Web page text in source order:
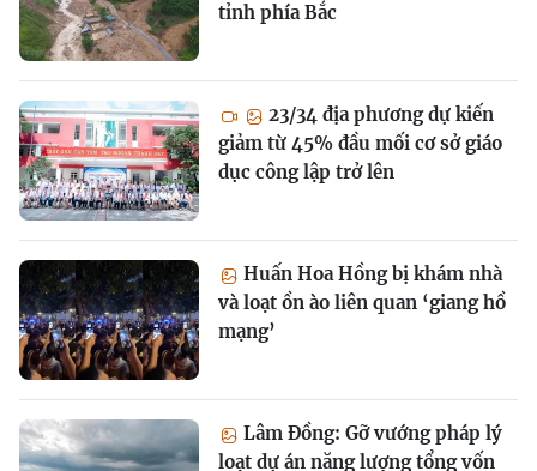
tỉnh phía Bắc
23/34 địa phương dự kiến
giảm từ 45% đầu mối cơ sở giáo
dục công lập trở lên
Huấn Hoa Hồng bị khám nhà
và loạt ồn ào liên quan ‘giang hồ
mạng’
Lâm Đồng: Gỡ vướng pháp lý
loạt dự án năng lượng tổng vốn